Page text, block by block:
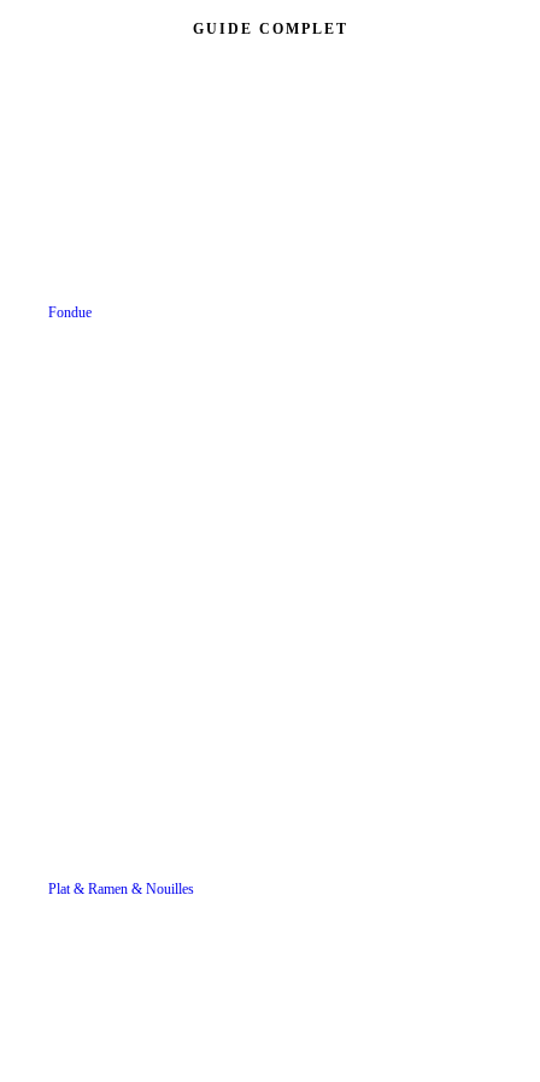
Fondue
Plat & Ramen & Nouilles
GUIDE COMPLET